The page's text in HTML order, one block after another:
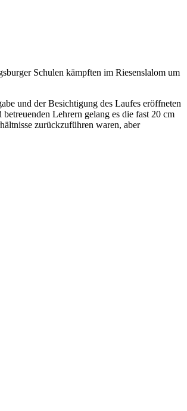
Schulen kämpften im Riesenslalom um
und der Besichtigung des Laufes eröffneten
Lehrern gelang es die fast 20 cm
zurückzuführen waren, aber